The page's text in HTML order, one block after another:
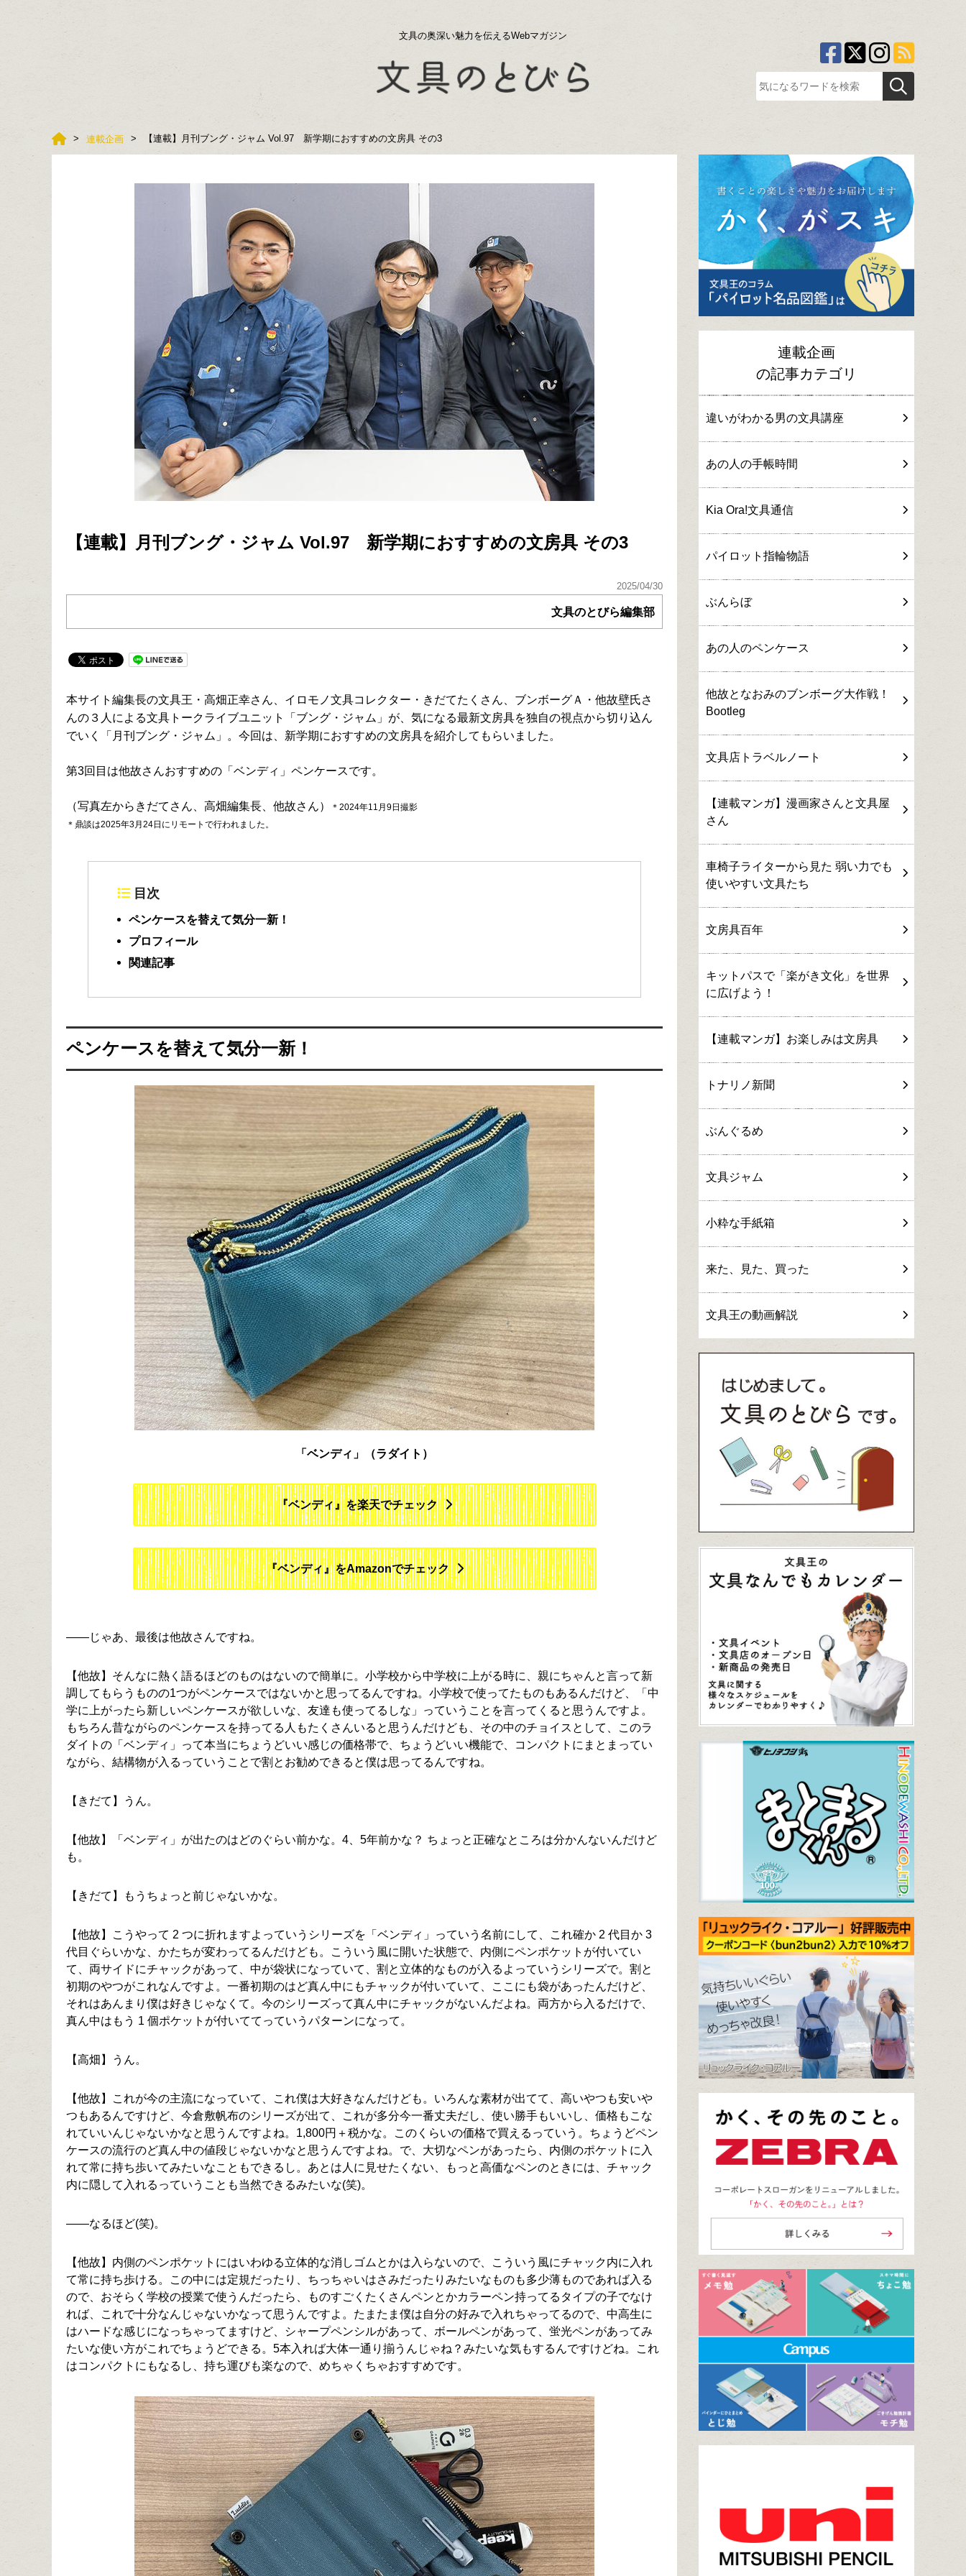
文具の奥深い魅力を伝えるWebマガジン
連載企画 【連載】月刊ブング・ジャム Vol.97 新学期におすすめの文房具 その3
【連載】月刊ブング・ジャム Vol.97 新学期におすすめの文房具 その3
2025/04/30
文具のとびら編集部
本サイト編集長の文具王・高畑正幸さん、イロモノ文具コレクター・きだてたくさん、ブンボーグＡ・他故壁氏さ
んの３人による文具トークライブユニット「ブング・ジャム」が、気になる最新文房具を独自の視点から切り込ん
でいく「月刊ブング・ジャム」。今回は、新学期におすすめの文房具を紹介してもらいました。
第3回目は他故さんおすすめの「ベンディ」ペンケースです。
（写真左からきだてさん、高畑編集長、他故さん）
＊2024年11月9日撮影
＊鼎談は2025年3月24日にリモートで行われました。
目次
ペンケースを替えて気分一新！
プロフィール
関連記事
ペンケースを替えて気分一新！
「ベンディ」（ラダイト）
『ベンディ』を楽天でチェック
『ベンディ』をAmazonでチェック
――じゃあ、最後は他故さんですね。
【他故】そんなに熱く語るほどのものはないので簡単に。小学校から中学校に上がる時に、親にちゃんと言って新
調してもらうものの1つがペンケースではないかと思ってるんですね。小学校で使ってたものもあるんだけど、「中
学に上がったら新しいペンケースが欲しいな、友達も使ってるしな」っていうことを言ってくると思うんですよ。
もちろん昔ながらのペンケースを持ってる人もたくさんいると思うんだけども、その中のチョイスとして、このラ
ダイトの「ベンディ」って本当にちょうどいい感じの価格帯で、ちょうどいい機能で、コンパクトにまとまってい
ながら、結構物が入るっていうことで割とお勧めできると僕は思ってるんですね。
【きだて】うん。
【他故】「ベンディ」が出たのはどのぐらい前かな。4、5年前かな？ ちょっと正確なところは分かんないんだけど
も。
【きだて】もうちょっと前じゃないかな。
【他故】こうやって 2 つに折れますよっていうシリーズを「ベンディ」っていう名前にして、これ確か 2 代目か 3
代目ぐらいかな、かたちが変わってるんだけども。こういう風に開いた状態で、内側にペンポケットが付いてい
て、両サイドにチャックがあって、中が袋状になっていて、割と立体的なものが入るよっていうシリーズで。割と
初期のやつがこれなんですよ。一番初期のはど真ん中にもチャックが付いていて、ここにも袋があったんだけど、
それはあんまり僕は好きじゃなくて。今のシリーズって真ん中にチャックがないんだよね。両方から入るだけで、
真ん中はもう 1 個ポケットが付いててっていうパターンになって。
【高畑】うん。
【他故】これが今の主流になっていて、これ僕は大好きなんだけども。いろんな素材が出てて、高いやつも安いや
つもあるんですけど、今倉敷帆布のシリーズが出て、これが多分今一番丈夫だし、使い勝手もいいし、価格もこな
れていいんじゃないかなと思うんですよね。1,800円＋税かな。このくらいの価格で買えるっていう。ちょうどペン
ケースの流行のど真ん中の値段じゃないかなと思うんですよね。で、大切なペンがあったら、内側のポケットに入
れて常に持ち歩いてみたいなこともできるし。あとは人に見せたくない、もっと高価なペンのときには、チャック
内に隠して入れるっていうことも当然できるみたいな(笑)。
――なるほど(笑)。
【他故】内側のペンポケットにはいわゆる立体的な消しゴムとかは入らないので、こういう風にチャック内に入れ
て常に持ち歩ける。この中には定規だったり、ちっちゃいはさみだったりみたいなものも多少薄ものであれば入る
ので、おそらく学校の授業で使うんだったら、ものすごくたくさんペンとかカラーペン持ってるタイプの子でなけ
れば、これで十分なんじゃないかなって思うんですよ。たまたま僕は自分の好みで入れちゃってるので、中高生に
はハードな感じになっちゃってますけど、シャープペンシルがあって、ボールペンがあって、蛍光ペンがあってみ
たいな使い方がこれでちょうどできる。5本入れば大体一通り揃うんじゃね？みたいな気もするんですけどね。これ
はコンパクトにもなるし、持ち運びも楽なので、めちゃくちゃおすすめです。
連載企画
の記事カテゴリ
違いがわかる男の文具講座
あの人の手帳時間
Kia Ora!文具通信
パイロット指輪物語
ぶんらぼ
あの人のペンケース
他故となおみのブンボーグ大作戦！
Bootleg
文具店トラベルノート
【連載マンガ】漫画家さんと文具屋
さん
車椅子ライターから見た 弱い力でも
使いやすい文具たち
文房具百年
キットパスで「楽がき文化」を世界
に広げよう！
【連載マンガ】お楽しみは文房具
トナリノ新聞
ぶんぐるめ
文具ジャム
小粋な手紙箱
来た、見た、買った
文具王の動画解説